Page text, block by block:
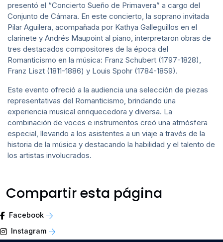
presentó el “Concierto Sueño de Primavera” a cargo del
Conjunto de Cámara. En este concierto, la soprano invitada
Pilar Aguilera, acompañada por Kathya Galleguillos en el
clarinete y Andrés Maupoint al piano, interpretaron obras de
tres destacados compositores de la época del
Romanticismo en la música: Franz Schubert (1797-1828),
Franz Liszt (1811-1886) y Louis Spohr (1784-1859).
Este evento ofreció a la audiencia una selección de piezas
representativas del Romanticismo, brindando una
experiencia musical enriquecedora y diversa. La
combinación de voces e instrumentos creó una atmósfera
especial, llevando a los asistentes a un viaje a través de la
historia de la música y destacando la habilidad y el talento de
los artistas involucrados.
Compartir esta página
Facebook
Instagram